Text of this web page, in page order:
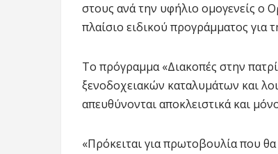
στους ανά την υφήλιο ομογενείς ο
πλαίσιο ειδικού προγράμματος για
Το πρόγραμμα «Διακοπές στην
ξενοδοχειακών καταλυμάτων και
απευθύνονται αποκλειστικά και
«Πρόκειται για πρωτοβουλία που